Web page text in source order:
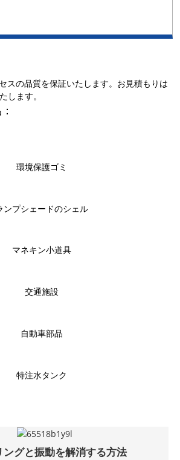
スの品質を保証いたします。お見積もりは
します。
環境保護ゴミ
ンプシェードのシェル
マネキン小道具
交通施設
自動車部品
特注水タンク
ングと振動を解消する方法